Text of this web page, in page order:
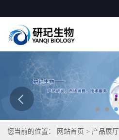
您当前的位置： 网站首页 > 产品展厅